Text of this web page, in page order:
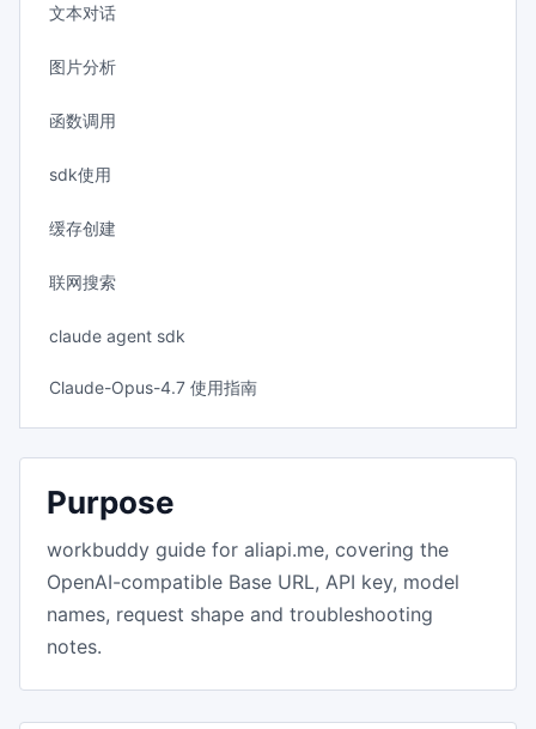
文本对话
图片分析
函数调用
sdk使用
缓存创建
联网搜索
claude agent sdk
Claude-Opus-4.7 使用指南
Purpose
workbuddy guide for aliapi.me, covering the
OpenAI-compatible Base URL, API key, model
names, request shape and troubleshooting
notes.